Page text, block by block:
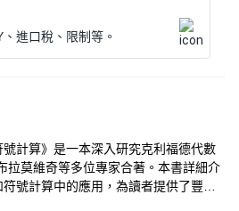
進口稅、限制等。
號計算》是一本深入研究克利福德代數
拉莫維奇等多位專家合著。本書詳細介
號計算中的應用，為讀者提供了豐富